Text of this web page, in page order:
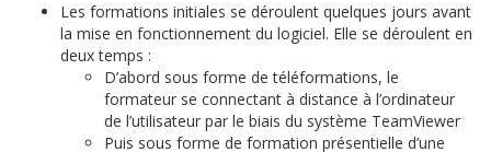
Les formations initiales se déroulent quelques jours avant
la mise en fonctionnement du logiciel. Elle se déroulent en
deux temps :
D’abord sous forme de téléformations, le
formateur se connectant à distance à l’ordinateur
de l’utilisateur par le biais du système TeamViewer
Puis sous forme de formation présentielle d’une